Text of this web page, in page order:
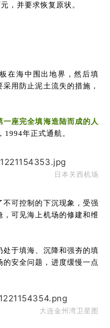
，并要求恢复原状。
在海中围出地界，然后填
用防止泥土流失的措施，
一座完全填海造陆而成的人
1994年正式通航。
日本关西机场
可控制的下沉现象，受强
可见海上机场的修建和维
处于填海、沉降和强夯的填
的安全问题，进度缓慢一点
大连金州湾卫星图